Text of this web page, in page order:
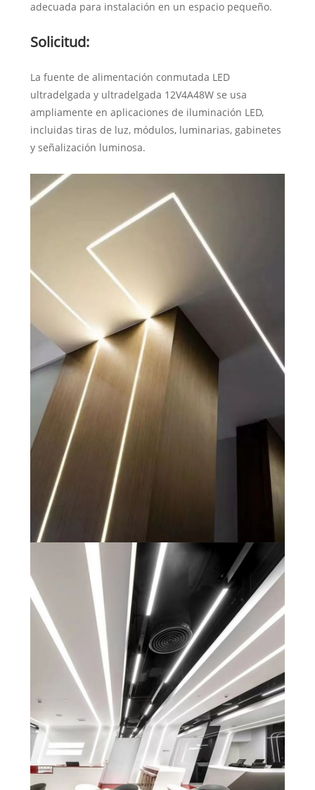
adecuada para instalación en un espacio pequeño.
Solicitud:
La fuente de alimentación conmutada LED
ultradelgada y ultradelgada 12V4A48W se usa
ampliamente en aplicaciones de iluminación LED,
incluidas tiras de luz, módulos, luminarias, gabinetes
y señalización luminosa.